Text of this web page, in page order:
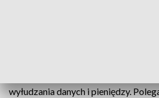
wyłudzania danych i pieniędzy.